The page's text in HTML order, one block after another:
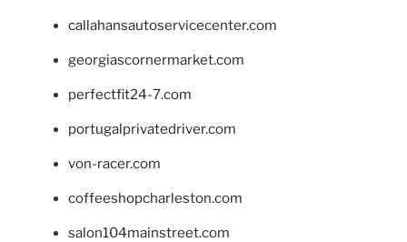
callahansautoservicecenter.com
georgiascornermarket.com
perfectfit24-7.com
portugalprivatedriver.com
von-racer.com
coffeeshopcharleston.com
salon104mainstreet.com